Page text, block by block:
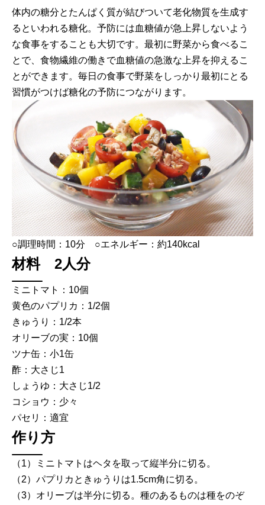
体内の糖分とたんぱく質が結びついて老化物質を生成す
るといわれる糖化。予防には血糖値が急上昇しないよう
な食事をすることも大切です。最初に野菜から食べるこ
とで、食物繊維の働きで血糖値の急激な上昇を抑えるこ
とができます。毎日の食事で野菜をしっかり最初にとる
習慣がつけば糖化の予防につながります。
○調理時間：10分 ○エネルギー：約140kcal
材料 2人分
ミニトマト：10個
黄色のパプリカ：1/2個
きゅうり：1/2本
オリーブの実：10個
ツナ缶：小1缶
酢：大さじ1
しょうゆ：大さじ1/2
コショウ：少々
パセリ：適宜
作り方
（1）ミニトマトはヘタを取って縦半分に切る。
（2）パプリカときゅうりは1.5cm角に切る。
（3）オリーブは半分に切る。種のあるものは種をのぞ